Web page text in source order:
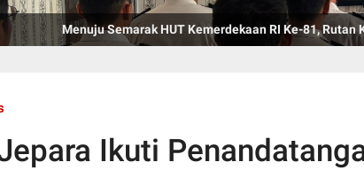
Menuju Semarak HUT Kemerdekaan RI Ke-81,
Ikuti